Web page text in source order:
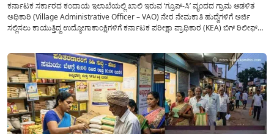
ಕರ್ನಾಟಕ ಸರ್ಕಾರದ ಕಂದಾಯ ಇಲಾಖೆಯಲ್ಲಿ ಖಾಲಿ ಇರುವ ‘ಗ್ರೂಪ್-ಸಿ’ ವೃಂದದ ಗ್ರಾಮ ಆಡಳಿತ
ಅಧಿಕಾರಿ (Village Administrative Officer – VAO) ನೇರ ನೇಮಕಾತಿ ಹುದ್ದೆಗಳಿಗೆ ಅರ್ಜಿ
ಸಲ್ಲಿಸಲು ಕಾಯುತ್ತಿದ್ದ ಉದ್ಯೋಗಾಕಾಂಕ್ಷಿಗಳಿಗೆ ಕರ್ನಾಟಕ ಪರೀಕ್ಷಾ ಪ್ರಾಧಿಕಾರ (KEA) ಬಿಗ್ ರಿಲೀಫ್